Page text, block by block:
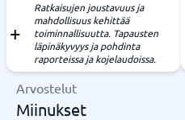
Ratkaisujen joustavuus ja
mahdollisuus kehittää
toiminnallisuutta. Tapausten
läpinäkyvyys ja pohdinta
raporteissa ja kojelaudoissa.
Arvostelut
Miinukset